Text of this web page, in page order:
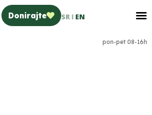
Donirajte SR EN
pon-pet 08-16h